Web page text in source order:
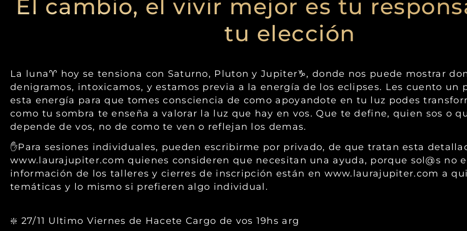
El cambio, el vivir mejor es tu
tu elección
La luna♈️ hoy se tensiona con Saturno, Pluton y Jupiter♑️, donde nos puede mostrar
denigramos, intoxicamos, y estamos previa a la energía de los eclipses. Les cuento un
esta energía para que tomes consciencia de como apoyandote en tu luz podes
como tu sombra te enseña a valorar la luz que hay en vos. Que te define, quien sos o
depende de vos, no de como te ven o reflejan los demas.
✋Para sesiones individuales, pueden escribirme por privado, de que tratan esta
www.laurajupiter.com quienes consideren que necesitan una ayuda, porque sol@s no
información de los talleres y cierres de inscripción están en www.laurajupiter.com a
temáticas y lo mismo si prefieren algo individual.
❇️ 27/11 Ultimo Viernes de Hacete Cargo de vos 19hs arg